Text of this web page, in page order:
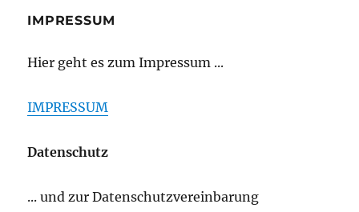
IMPRESSUM
Hier geht es zum Impressum ...
IMPRESSUM
Datenschutz
... und zur Datenschutzvereinbarung